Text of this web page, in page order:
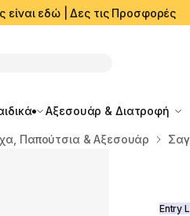
είναι εδώ | Δες τις Προσφορές
Αξεσουάρ & Διατροφή
Παπούτσια & Αξεσουάρ
Entry